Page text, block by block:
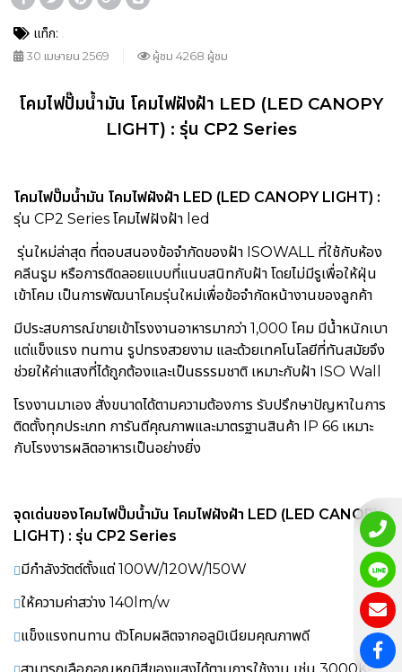
แท็ก:
30 เมษายน 2569 ผู้ชม 4268 ผู้ชม
โคมไฟปั๊มน้ำมัน โคมไฟฝังฝ้า LED (LED CANOPY
LIGHT) : รุ่น CP2 Series
โคมไฟปั๊มน้ำมัน โคมไฟฝังฝ้า LED (LED CANOPY LIGHT) :
รุ่น CP2 Series โคมไฟฝังฝ้า led
รุ่นใหม่ล่าสุด ที่ตอบสนองข้อจำกัดของฝ้า ISOWALL ที่ใช้กับห้อง
คลีนรูม หรือการติดลอยแบบที่แนบสนิทกับฝ้า โดยไม่มีรูเพื่อให้ฝุ่น
เข้าโคม เป็นการพัฒนาโคมรุ่นใหม่เพื่อข้อจำกัดหน้างานของลูกค้า
มีประสบการณ์ขายเข้าโรงงานอาหารมากว่า 1,000 โคม มีน้ำหนักเบา
แต่แข็งแรง ทนทาน รูปทรงสวยงาม และด้วยเทคโนโลยีที่ทันสมัยจึง
ช่วยให้ค่าแสงที่ได้ถูกต้องและเป็นธรรมชาติ เหมาะกับฝ้า ISO Wall
โรงงานมาเอง สั่งขนาดได้ตามความต้องการ รับปรึกษาปัญหาในการ
ติดตั้งทุกประเภท การันตีคุณภาพและมาตรฐานสินค้า IP 66 เหมาะ
กับโรงงารผลิตอาหารเป็นอย่างยิ่ง
จุดเด่นของโคมไฟปั๊มน้ำมัน โคมไฟฝังฝ้า LED (LED CANOPY
LIGHT) : รุ่น CP2 Series
มีกำลังวัตต์ตั้งแต่ 100W/120W/150W
ให้ความค่าสว่าง 140lm/w
แข็งแรงทนทาน ตัวโคมผลิตจากอลูมิเนียมคุณภาพดี